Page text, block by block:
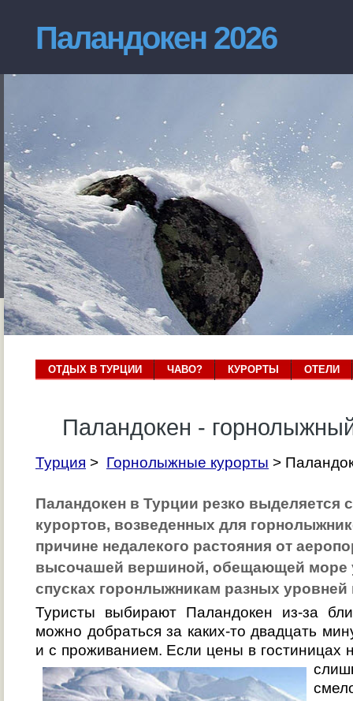
Паландокен 2026
ОТДЫХ В ТУРЦИИ ЧАВО? КУРОРТЫ ОТЕЛИ
Паландокен -
Турция > Горнолыжные курорты >
Паландокен в Турции резко выделяется
курортов, возведенных для
причине недалекого растояния от
высочашей вершиной, обещающей море
спусках горонлыжникам разных уровней
Туристы выбирают Паландокен из-за
можно добраться за каких-то двадцать
и с проживанием. Если цены в гостиницах